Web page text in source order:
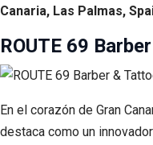
Canaria, Las Palmas,
ROUTE 69
En el corazón de Gran
destaca como un